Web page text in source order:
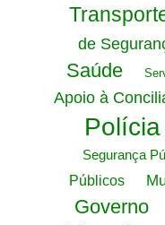
de
Saúde
Apoio à
Segurança
Públicos
Governo